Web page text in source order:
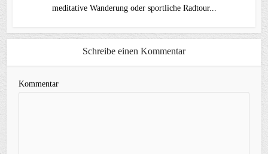
meditative Wanderung oder sportliche Radtour...
Schreibe einen Kommentar
Kommentar